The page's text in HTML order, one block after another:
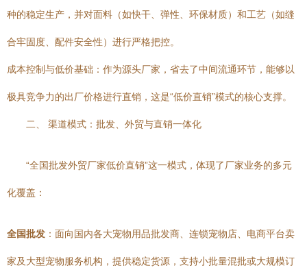
种的稳定生产，并对面料（如快干、弹性、环保材质）和工艺（如缝
合牢固度、配件安全性）进行严格把控。
成本控制与低价基础：作为源头厂家，省去了中间流通环节，能够以
极具竞争力的出厂价格进行直销，这是“低价直销”模式的核心支撑。
二、 渠道模式：批发、外贸与直销一体化
“全国批发外贸厂家低价直销”这一模式，体现了厂家业务的多元
化覆盖：
全国批发 ：面向国内各大宠物用品批发商、连锁宠物店、电商平台卖
家及大型宠物服务机构，提供稳定货源，支持小批量混批或大规模订